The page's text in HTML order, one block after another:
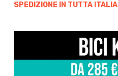
SPEDIZIONE IN TUTTA ITALIA